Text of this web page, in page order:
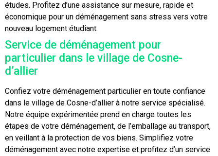
études. Profitez d’une assistance sur mesure, rapide et
économique pour un déménagement sans stress vers votre
nouveau logement étudiant.
Service de déménagement pour
particulier dans le village de Cosne-
d’allier
Confiez votre déménagement particulier en toute confiance
dans le village de Cosne-d’allier à notre service spécialisé.
Notre équipe expérimentée prend en charge toutes les
étapes de votre déménagement, de l’emballage au transport,
en veillant à la protection de vos biens. Simplifiez votre
déménagement avec notre expertise et profitez d’un service